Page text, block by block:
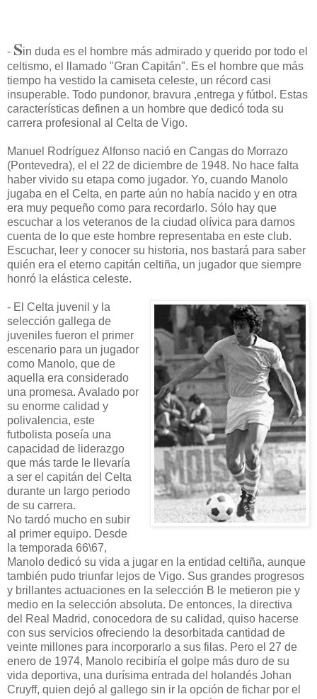
- Sin duda es el hombre más admirado y querido por todo el
celtismo, el llamado "Gran Capitán". Es el hombre que más
tiempo ha vestido la camiseta celeste, un récord casi
insuperable. Todo pundonor, bravura ,entrega y fútbol. Estas
características definen a un hombre que dedicó toda su
carrera profesional al Celta de Vigo.
Manuel Rodríguez Alfonso nació en Cangas do Morrazo
(Pontevedra), el el 22 de diciembre de 1948. No hace falta
haber vivido su etapa como jugador. Yo, cuando Manolo
jugaba en el Celta, en parte aún no había nacido y en otra
era muy pequeño como para recordarlo. Sólo hay que
escuchar a los veteranos de la ciudad olívica para darnos
cuenta de lo que este hombre representaba en este club.
Escuchar, leer y conocer su historia, nos bastará para saber
quién era el eterno capitán celtiña, un jugador que siempre
honró la elástica celeste.
- El Celta juvenil y la
selección gallega de
juveniles fueron el primer
escenario para un jugador
como Manolo, que de
aquella era considerado
una promesa. Avalado por
su enorme calidad y
polivalencia, este
futbolista poseía una
capacidad de liderazgo
que más tarde le llevaría
a ser el capitán del Celta
durante un largo periodo
de su carrera.
No tardó mucho en subir
al primer equipo. Desde
la temporada 66\67,
Manolo dedicó su vida a jugar en la entidad celtiña, aunque
también pudo triunfar lejos de Vigo. Sus grandes progresos
y brillantes actuaciones en la selección B le metieron pie y
medio en la selección absoluta. De entonces, la directiva
del Real Madrid, conocedora de su calidad, quiso hacerse
con sus servicios ofreciendo la desorbitada cantidad de
veinte millones para incorporarlo a sus filas. Pero el 27 de
enero de 1974, Manolo recibiría el golpe más duro de su
vida deportiva, una durísima entrada del holandés Johan
Cruyff, quien dejó al gallego sin ir la opción de fichar por el